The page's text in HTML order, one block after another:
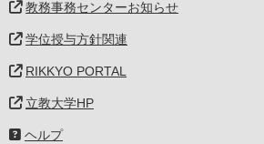
教務事務センターお知らせ
学位授与方針関連
RIKKYO PORTAL
立教大学HP
ヘルプ